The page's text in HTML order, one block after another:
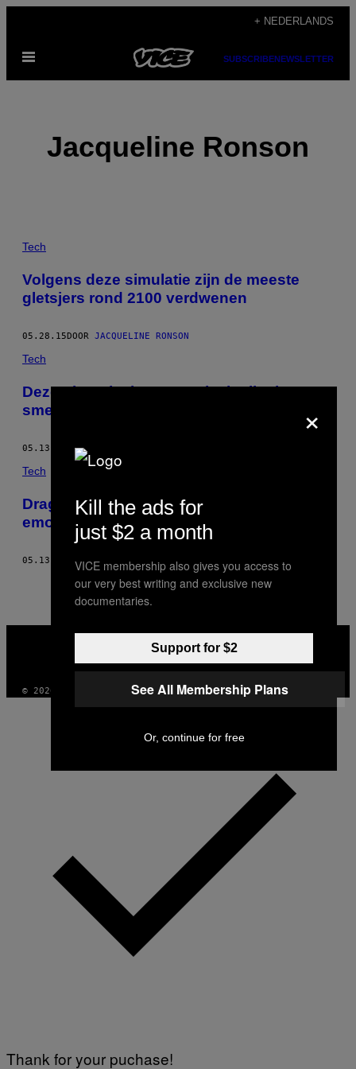
de
+ NEDERLANDS
Open
SUBSCRIBENEWSLETTER
Jacqueline Ronson
POSTS
BY
THIS
AUTHOR
Tech
Volgens deze simulatie zijn de meeste
gletsjers rond 2100 verdwenen
05.28.15DOOR JACQUELINE RONSON
Tech
Deze gigantische Antarctische ijsplaat
smelt aan twee kanten
05.13.15 DOOR
Tech
Dragers van dit gen zijn gevoeliger voor
emoties
05.13.15 DOORJACQUELINE RONSON
VICE
INSTAGRAM
TIKTOK
YOUTUBE
© 2026 VICE DIGITAL PUBLISHING, LLC
×
Kill the ads for
just $2 a month
VICE membership also gives you access to
our very best writing and exclusive new
documentaries.
Support for $2
See All Membership Plans
Or, continue for free
Thank for your puchase!